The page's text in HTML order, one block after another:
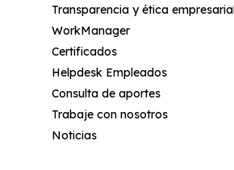
Transparencia y ética empresarial
WorkManager
Certificados
Helpdesk Empleados
Consulta de aportes
Trabaje con nosotros
Noticias